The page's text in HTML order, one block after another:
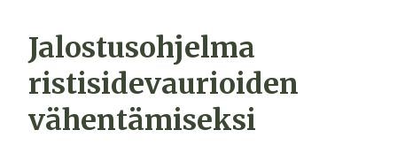
Jalostusohjelma
ristisidevaurioiden
vähentämiseksi